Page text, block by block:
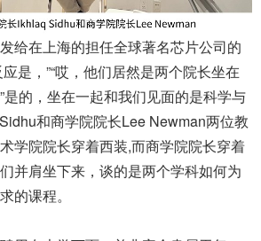
给在上海的担任全球著名芯片公司的
是，”“哎，他们居然是两个院长坐在
是的，坐在一起和我们见面的是科学与
和商学院院长Lee Newman两位教
学院院长穿着西装,而商学院院长穿着
并肩坐下来，谈的是两个学科如何为
的课程。